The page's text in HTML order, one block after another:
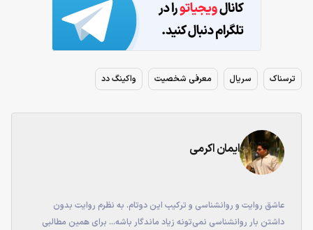
ترسناک سریال معرفی شخصیت واکینگ دد
ایمان اکرمی
عاشق روایت و روانشناسی و ترکیب این دوتام. به نظرم روایت بدون
داشتن بار روانشناسی نمی‌تونه زیاد ماندگار باشه... برای همین مطالبی